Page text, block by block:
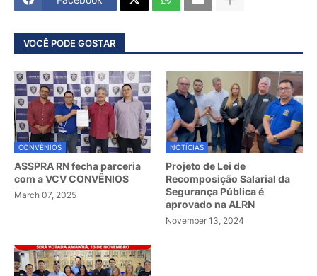
VOCÊ PODE GOSTAR
CONVÊNIOS
ASSPRA RN fecha parceria
com a VCV CONVÊNIOS
March 07, 2025
NOTÍCIAS
Projeto de Lei de
Recomposição Salarial da
Segurança Pública é
aprovado na ALRN
November 13, 2024